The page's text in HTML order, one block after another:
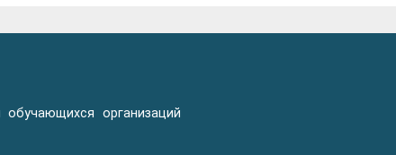
организациилор де
организаций